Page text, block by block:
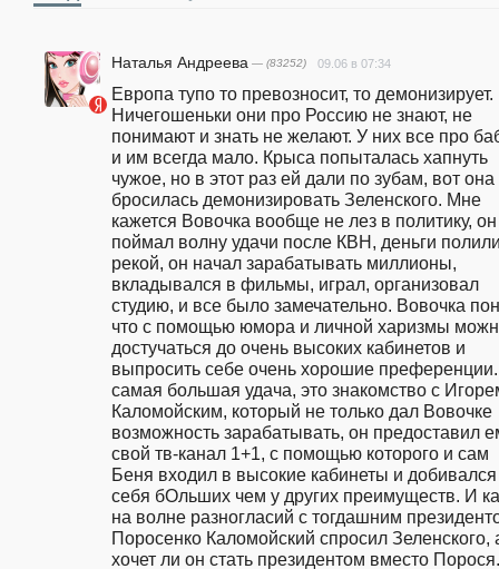
Наталья Андреева — (83252) 09.06 в 07:34
Европа тупо то превозносит, то демонизирует.
Ничегошеньки они про Россию не знают, не
понимают и знать не желают. У них все про
и им всегда мало. Крыса попыталась хапнуть
чужое, но в этот раз ей дали по зубам, вот она
бросилась демонизировать Зеленского. Мне
кажется Вовочка вообще не лез в политику, он
поймал волну удачи после КВН, деньги
рекой, он начал зарабатывать миллионы,
вкладывался в фильмы, играл, организовал
студию, и все было замечательно. Вовочка
что с помощью юмора и личной харизмы
достучаться до очень высоких кабинетов и
выпросить себе очень хорошие
самая большая удача, это знакомство с
Каломойским, который не только дал Вовочке
возможность зарабатывать, он предоставил
свой тв-канал 1+1, с помощью которого и сам
Беня входил в высокие кабинеты и
себя бОльших чем у других преимуществ. И
на волне разногласий с тогдашним
Поросенко Каломойский спросил Зеленского,
хочет ли он стать президентом вместо